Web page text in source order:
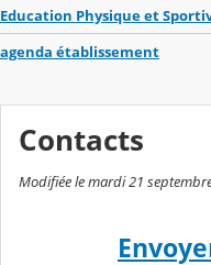
Education Physique et
agenda établissement
Contacts
Modifiée le mardi 21